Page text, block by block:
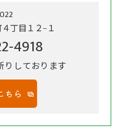
丁目１２−１
4918
しております
ちら